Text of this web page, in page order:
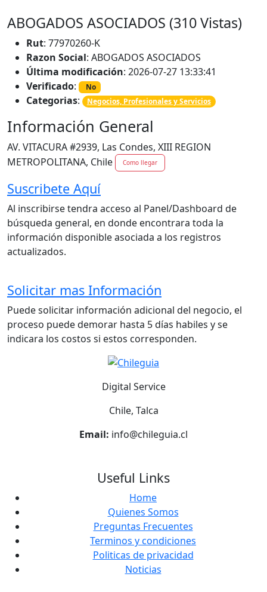
ABOGADOS ASOCIADOS (310 Vistas)
Rut: 77970260-K
Razon Social: ABOGADOS ASOCIADOS
Última modificación: 2026-07-27 13:33:41
Verificado: No
Categorias: Negocios, Profesionales y Servicios
Información General
AV. VITACURA #2939, Las Condes, XIII REGION
METROPOLITANA, Chile
Como llegar
Suscribete Aquí
Al inscribirse tendra acceso al Panel/Dashboard de
búsqueda general, en donde encontrara toda la
información disponible asociada a los registros
actualizados.
Solicitar mas Información
Puede solicitar información adicional del negocio, el
proceso puede demorar hasta 5 días habiles y se
indicara los costos si estos corresponden.
Digital Service
Chile, Talca
Email: info@chileguia.cl
Useful Links
Home
Quienes Somos
Preguntas Frecuentes
Terminos y condiciones
Politicas de privacidad
Noticias